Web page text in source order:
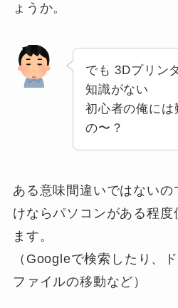
ょうか。
でも 3Dプリン
知識がない
初心者の俺には
の〜？
ある意味間違いではない
けならパソコンがある程度
ます。
（Googleで検索したり、
ファイルの移動など）